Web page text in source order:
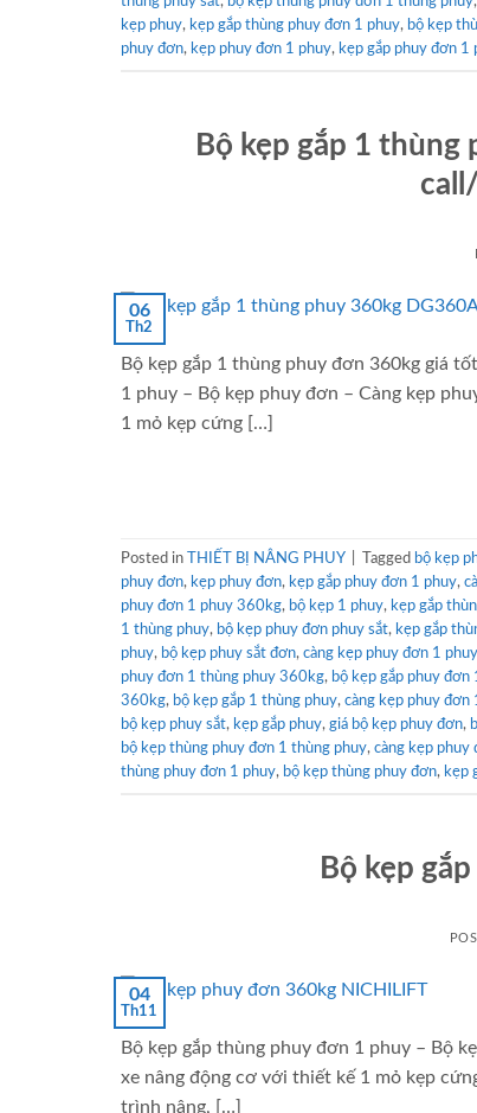
kẹp phuy, kẹp gắp thùng phuy đơn 1 phuy, bộ kẹp
phuy đơn, kẹp phuy đơn 1 phuy, kẹp gắp phuy đơn 1
Bộ kẹp gắp 1
06
Th2
Bộ kẹp gắp 1 thùng phuy đơn 360kg giá
1 phuy – Bộ kẹp phuy đơn – Càng kẹp
1 mỏ kẹp cứng […]
Posted in THIẾT BỊ NÂNG PHUY Tagged bộ kẹp
phuy đơn, kẹp phuy đơn, kẹp gắp phuy đơn 1 phuy,
phuy đơn 1 phuy 360kg, bộ kẹp 1 phuy, kẹp gắp
1 thùng phuy, bộ kẹp phuy đơn phuy sắt, kẹp gắp
phuy, bộ kẹp phuy sắt đơn, càng kẹp phuy đơn 1
phuy đơn 1 thùng phuy 360kg, bộ kẹp gắp phuy đơn
360kg, bộ kẹp gắp 1 thùng phuy, càng kẹp phuy đơn
bộ kẹp phuy sắt, kẹp gắp phuy, giá bộ kẹp phuy đơn,
bộ kẹp thùng phuy đơn 1 thùng phuy, càng kẹp phuy
thùng phuy đơn 1 phuy, bộ kẹp thùng phuy đơn, kẹp
Bộ kẹp
04
Th11
Bộ kẹp gắp thùng phuy đơn 1 phuy – Bộ
xe nâng động cơ với thiết kế 1 mỏ kẹp
trình nâng, […]